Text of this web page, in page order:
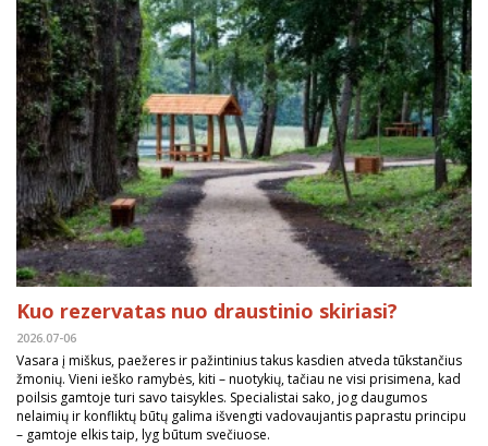
Kuo rezervatas nuo draustinio skiriasi?
2026.07-06
Vasara į miškus, paežeres ir pažintinius takus kasdien atveda tūkstančius
žmonių. Vieni ieško ramybės, kiti – nuotykių, tačiau ne visi prisimena, kad
poilsis gamtoje turi savo taisykles. Specialistai sako, jog daugumos
nelaimių ir konfliktų būtų galima išvengti vadovaujantis paprastu principu
– gamtoje elkis taip, lyg būtum svečiuose.